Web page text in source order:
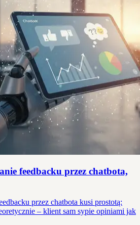
feedbacku przez chatbota,
przez chatbota kusi prostotą:
– klient sam sypie opiniami jak